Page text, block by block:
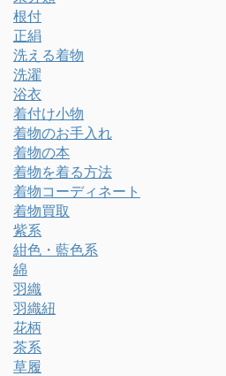
根付
正絹
洗える着物
洗濯
浴衣
着付け小物
着物のお手入れ
着物の本
着物を着る方法
着物コーディネート
着物買取
紫系
紺色・藍色系
綿
羽織
羽織紐
花柄
茶系
草履